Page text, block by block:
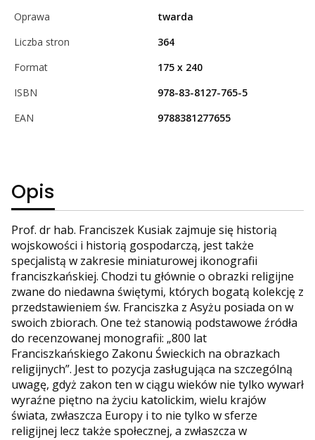
Oprawa
twarda
Liczba stron
364
Format
175 x 240
ISBN
978-83-8127-765-5
EAN
9788381277655
Opis
Prof. dr hab. Franciszek Kusiak zajmuje się historią
wojskowości i historią gospodarczą, jest także
specjalistą w zakresie miniaturowej ikonografii
franciszkańskiej. Chodzi tu głównie o obrazki religijne
zwane do niedawna świętymi, których bogatą kolekcję z
przedstawieniem św. Franciszka z Asyżu posiada on w
swoich zbiorach. One też stanowią podstawowe źródła
do recenzowanej monografii: „800 lat
Franciszkańskiego Zakonu Świeckich na obrazkach
religijnych”. Jest to pozycja zasługująca na szczególną
uwagę, gdyż zakon ten w ciągu wieków nie tylko wywarł
wyraźne piętno na życiu katolickim, wielu krajów
świata, zwłaszcza Europy i to nie tylko w sferze
religijnej lecz także społecznej, a zwłaszcza w